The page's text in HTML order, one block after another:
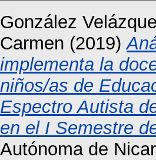
González
Carmen (2019)
implementa la
niños/as de
Espectro Autista
en el I Semestre
Autónoma de